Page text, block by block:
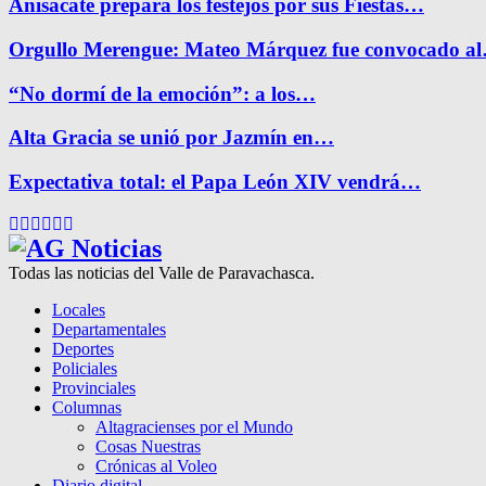
Anisacate prepara los festejos por sus Fiestas…
Orgullo Merengue: Mateo Márquez fue convocado
“No dormí de la emoción”: a los…
Alta Gracia se unió por Jazmín en…
Expectativa total: el Papa León XIV vendrá…
Facebook
Twitter
Instagram
Pinterest
Google
Todas las noticias del Valle de Paravachasca.
Locales
Departamentales
Deportes
Policiales
Provinciales
Columnas
Altagracienses por el Mundo
Cosas Nuestras
Crónicas al Voleo